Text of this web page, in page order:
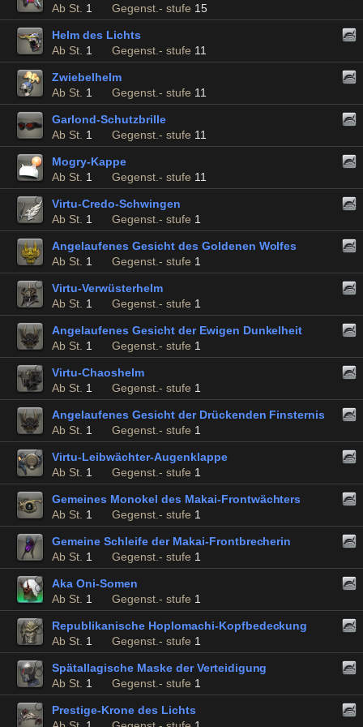
Ab St. 1 Gegenst.- stufe 15
Helm des Lichts
Ab St. 1 Gegenst.- stufe 11
Zwiebelhelm
Ab St. 1 Gegenst.- stufe 11
Garlond-Schutzbrille
Ab St. 1 Gegenst.- stufe 11
Mogry-Kappe
Ab St. 1 Gegenst.- stufe 11
Virtu-Credo-Schwingen
Ab St. 1 Gegenst.- stufe 1
Angelaufenes Gesicht des Goldenen Wolfes
Ab St. 1 Gegenst.- stufe 1
Virtu-Verwüsterhelm
Ab St. 1 Gegenst.- stufe 1
Angelaufenes Gesicht der Ewigen Dunkelheit
Ab St. 1 Gegenst.- stufe 1
Virtu-Chaoshelm
Ab St. 1 Gegenst.- stufe 1
Angelaufenes Gesicht der Drückenden Finsternis
Ab St. 1 Gegenst.- stufe 1
Virtu-Leibwächter-Augenklappe
Ab St. 1 Gegenst.- stufe 1
Gemeines Monokel des Makai-Frontwächters
Ab St. 1 Gegenst.- stufe 1
Gemeine Schleife der Makai-Frontbrecherin
Ab St. 1 Gegenst.- stufe 1
Aka Oni-Somen
Ab St. 1 Gegenst.- stufe 1
Republikanische Hoplomachi-Kopfbedeckung
Ab St. 1 Gegenst.- stufe 1
Spätallagische Maske der Verteidigung
Ab St. 1 Gegenst.- stufe 1
Prestige-Krone des Lichts